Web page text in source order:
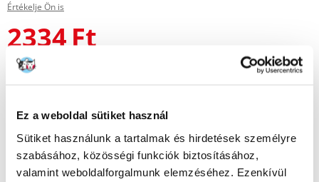
Ez a weboldal sütiket használ
Sütiket használunk a tartalmak és hirdetések személyre
szabásához, közösségi funkciók biztosításához,
valamint weboldalforgalmunk elemzéséhez. Ezenkívül
Értékelje Ön is
2334 Ft
KÜLDÉS 48 ÓRÁN BELÜL
Leírás
Sűrű fogazású fésű minden hajtípushoz.